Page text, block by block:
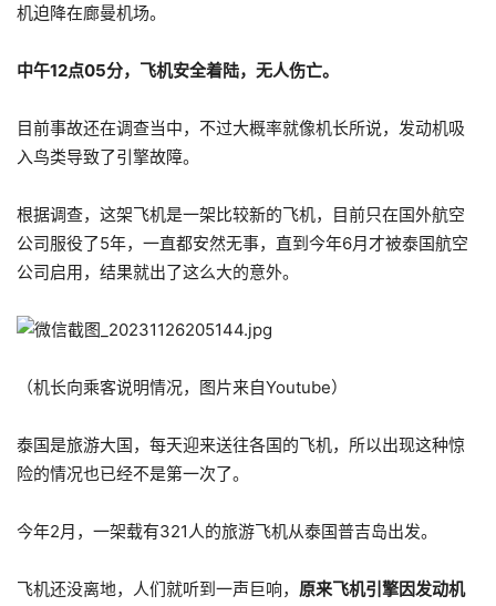
机迫降在廊曼机场。
中午12点05分，飞机安全着陆，无人伤亡。
目前事故还在调查当中，不过大概率就像机长所说，发动机吸
入鸟类导致了引擎故障。
根据调查，这架飞机是一架比较新的飞机，目前只在国外航空
公司服役了5年，一直都安然无事，直到今年6月才被泰国航空
公司启用，结果就出了这么大的意外。
（机长向乘客说明情况，图片来自Youtube）
泰国是旅游大国，每天迎来送往各国的飞机，所以出现这种惊
险的情况也已经不是第一次了。
今年2月，一架载有321人的旅游飞机从泰国普吉岛出发。
飞机还没离地，人们就听到一声巨响， 原来飞机引擎因发动机